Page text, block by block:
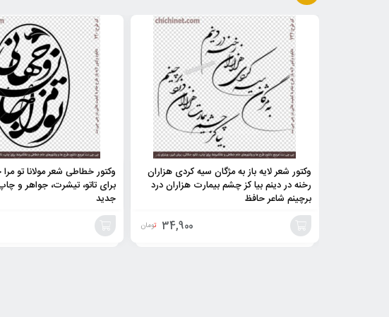
وکتور شعر لایه باز به مژگان سیه کردی هزاران
رخنه در دینم بیا کز چشم بیمارت هزاران درد
برچینم شاعر حافظ
34,900 تومان
وکتور خطاطی شعر مولانا تو
برای تاتو، تیشرت، جواهر و
جدید